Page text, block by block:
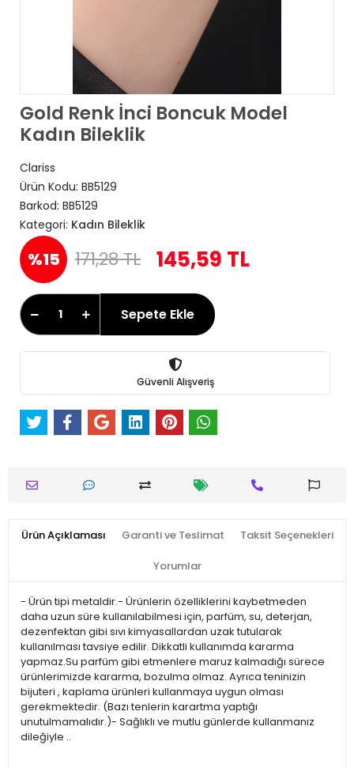
Gold Renk İnci Boncuk Model
Kadın Bileklik
Clariss
Ürün Kodu: BB5129
Barkod: BB5129
Kategori: Kadın Bileklik
%15 171,28 TL 145,59 TL
Sepete Ekle
Güvenli Alışveriş
Ürün Açıklaması Garanti ve Teslimat Taksit Seçenekleri
Yorumlar
- Ürün tipi metaldir.- Ürünlerin özelliklerini kaybetmeden
daha uzun süre kullanılabilmesi için, parfüm, su, deterjan,
dezenfektan gibi sıvı kimyasallardan uzak tutularak
kullanılması tavsiye edilir. Dikkatli kullanımda kararma
yapmaz.Su parfüm gibi etmenlere maruz kalmadığı sürece
ürünlerimizde kararma, bozulma olmaz. Ayrıca teninizin
bijuteri , kaplama ürünleri kullanmaya uygun olması
gerekmektedir. (Bazı tenlerin karartma yaptığı
unutulmamalıdır.)- Sağlıklı ve mutlu günlerde kullanmanız
dileğiyle ..